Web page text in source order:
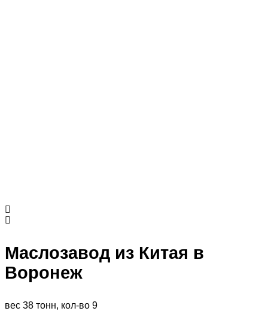
Маслозавод из Китая в
Воронеж
вес 38 тонн, кол-во 9